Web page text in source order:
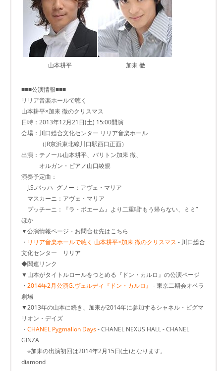
山本耕平 加耒 徹
■■■公演情報■■■
リリア音楽ホールで聴く
山本耕平×加耒 徹のクリスマス
日時：2013年12月21日(土) 15:00開演
会場：川口総合文化センター リリア音楽ホール
（JR京浜東北線川口駅西口正面）
出演：テノール山本耕平、バリトン加耒 徹、
オルガン・ピアノ山口綾規
演奏予定曲：
J.S.バッハ=グノー：アヴェ・マリア
マスカーニ：アヴェ・マリア
プッチーニ：『ラ・ボエーム』より二重唱“もう帰らない、ミミ”
ほか
▼公演情報ページ・お問合せ先はこちら
・ リリア音楽ホールで聴く 山本耕平×加耒 徹のクリスマス - 川口総合
文化センター リリア
◆関連リンク
▼山本がタイトルロールをつとめる『ドン・カルロ』の公演ページ
・ 2014年2月公演G.ヴェルディ『ドン・カルロ』 - 東京二期会オペラ
劇場
▼2013年の山本に続き、加耒が2014年に参加するシャネル・ピグマ
リオン・デイズ
・ CHANEL Pygmalion Days- CHANEL NEXUS HALL - CHANEL
GINZA
※加耒の出演初回は2014年2月15日(土)となります。
diamond